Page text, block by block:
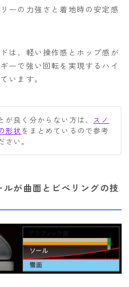
ーの力強さと着地時の安定感
は、軽い操作感とホップ感が
ーで強い回転を実現するハイ
います。
が良く分からない方は、 スノ
形状をまとめているので参考
さい。
が曲面とビべリングの技